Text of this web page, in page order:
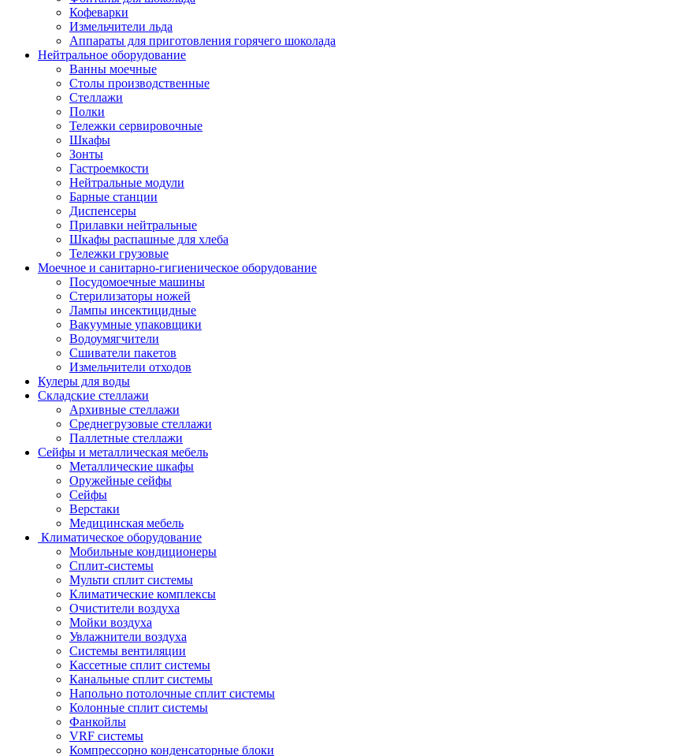
Кофеварки
Измельчители льда
Аппараты для приготовления горячего шоколада
Нейтральное оборудование
Ванны моечные
Столы производственные
Стеллажи
Полки
Тележки сервировочные
Шкафы
Зонты
Гастроемкости
Нейтральные модули
Барные станции
Диспенсеры
Прилавки нейтральные
Шкафы распашные для хлеба
Тележки грузовые
Моечное и санитарно-гигиеническое оборудование
Посудомоечные машины
Стерилизаторы ножей
Лампы инсектицидные
Вакуумные упаковщики
Водоумягчители
Сшиватели пакетов
Измельчители отходов
Кулеры для воды
Складские стеллажи
Архивные стеллажи
Среднегрузовые стеллажи
Паллетные стеллажи
Сейфы и металлическая мебель
Металлические шкафы
Оружейные сейфы
Сейфы
Верстаки
Медицинская мебель
Климатическое оборудование
Мобильные кондиционеры
Сплит-системы
Мульти сплит системы
Климатические комплексы
Очистители воздуха
Мойки воздуха
Увлажнители воздуха
Системы вентиляции
Кассетные сплит системы
Канальные сплит системы
Напольно потолочные сплит системы
Колонные сплит системы
Фанкойлы
VRF системы
Компрессорно конденсаторные блоки